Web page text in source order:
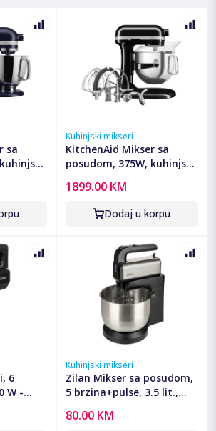
sa
Kuhinjski mikseri
KitchenAid Mikser sa
posudom, 375W, kuhinjski
1899.00 KM
Dodaj u korpu
6
W -
Kuhinjski mikseri
Zilan Mikser sa posudom,
5 brzina+pulse, 3.5 lit.,
80.00 KM